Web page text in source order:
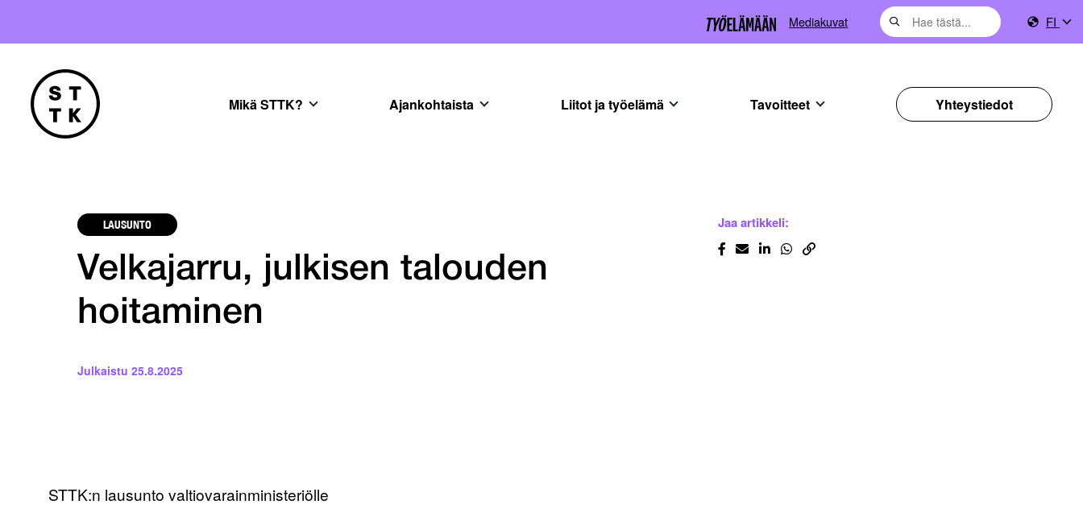
Mediakuvat FI
Mikä STTK? Ajankohtaista Liitot ja työelämä Tavoitteet Yhteystiedot
LAUSUNTO
Velkajarru, julkisen talouden
hoitaminen
Julkaistu 25.8.2025
Jaa artikkeli:
STTK:n lausunto valtiovarainministeriölle